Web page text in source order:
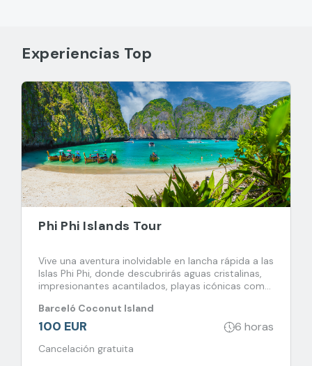
Experiencias Top
Phi Phi Islands Tour
Vive una aventura inolvidable en lancha rápida a las
Islas Phi Phi, donde descubrirás aguas cristalinas,
impresionantes acantilados, playas icónicas como
Barceló Coconut Island
100 EUR 6 horas
Cancelación gratuita